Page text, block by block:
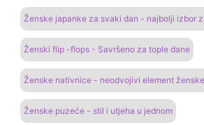
Ženske japanke za svaki dan - najbolji izbor
Ženski flip -flops - Savršeno za tople dane
Ženske nativnice - neodvojivi element
Ženske puzeće - stil i utjeha u jednom